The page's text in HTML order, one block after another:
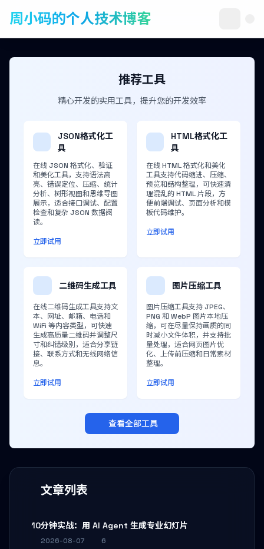
周小码的个人技术博客
文章列表
10分钟实战：用 AI Agent 生成专业幻灯片
2026-08-07
6
推荐工具
精心开发的实用工具，提升您的开发效率
JSON格式化工
具
在线 JSON 格式化、验证
和美化工具，支持语法高
亮、错误定位、压缩、统计
分析、树形视图和思维导图
展示，适合接口调试、配置
检查和复杂 JSON 数据阅
读。
立即试用
HTML格式化工
具
在线 HTML 格式化和美化
工具支持代码缩进、压缩、
预览和结构整理，可快速清
理混乱的 HTML 片段，方
便前端调试、页面分析和模
板代码维护。
立即试用
二维码生成工具
在线二维码生成工具支持文
本、网址、邮箱、电话和
WiFi 等内容类型，可快速
生成高质量二维码并调整尺
寸和纠错级别，适合分享链
接、联系方式和无线网络信
息。
立即试用
图片压缩工具
图片压缩工具支持 JPEG、
PNG 和 WebP 图片本地压
缩，可在尽量保持画质的同
时减小文件体积，并支持批
量处理，适合网页图片优
化、上传前压缩和日常素材
整理。
立即试用
查看全部工具